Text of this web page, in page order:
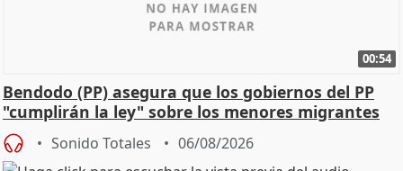
00:54
Bendodo (PP) asegura que los gobiernos del PP
"cumplirán la ley" sobre los menores migrantes
Sonido Totales 06/08/2026